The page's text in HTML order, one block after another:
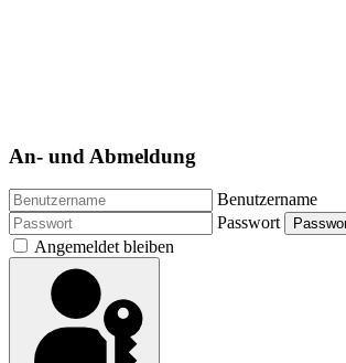
An- und Abmeldung
Benutzername
Passwort
Angemeldet bleiben